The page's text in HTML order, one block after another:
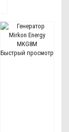
Быстрый просмотр